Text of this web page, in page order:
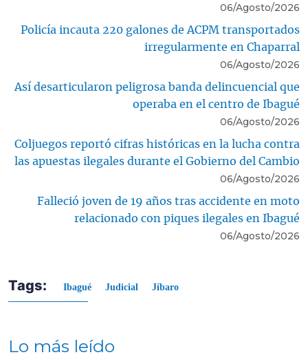
06/Agosto/2026
Policía incauta 220 galones de ACPM transportados
irregularmente en Chaparral
06/Agosto/2026
Así desarticularon peligrosa banda delincuencial que
operaba en el centro de Ibagué
06/Agosto/2026
Coljuegos reportó cifras históricas en la lucha contra
las apuestas ilegales durante el Gobierno del Cambio
06/Agosto/2026
Falleció joven de 19 años tras accidente en moto
relacionado con piques ilegales en Ibagué
06/Agosto/2026
Tags: Ibagué Judicial Jíbaro
Lo más leído